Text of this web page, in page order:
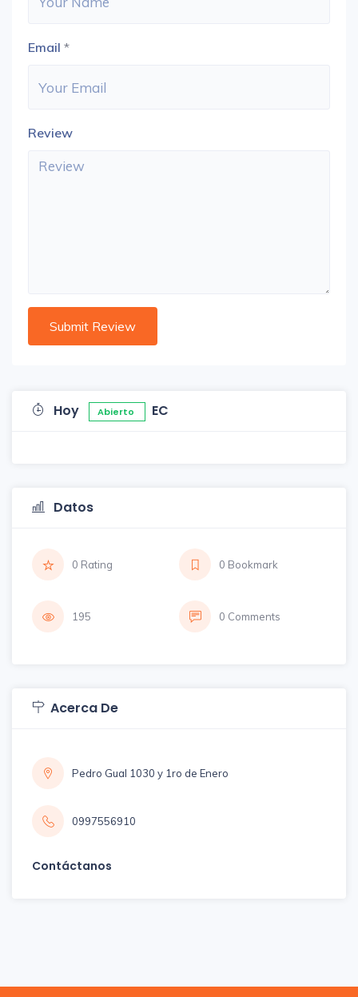
Email *
Review
Hoy Abierto EC
Datos
0 Rating 0 Bookmark
195 0 Comments
Acerca De
Pedro Gual 1030 y 1ro de Enero
0997556910
Contáctanos